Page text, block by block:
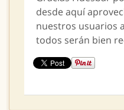
desde aquí
nuestros usuarios
todos serán bien